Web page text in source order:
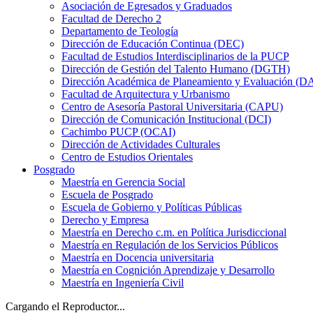
Asociación de Egresados y Graduados
Facultad de Derecho 2
Departamento de Teología
Dirección de Educación Continua (DEC)
Facultad de Estudios Interdisciplinarios de la PUCP
Dirección de Gestión del Talento Humano (DGTH)
Dirección Académica de Planeamiento y Evaluación
Facultad de Arquitectura y Urbanismo
Centro de Asesoría Pastoral Universitaria (CAPU)
Dirección de Comunicación Institucional (DCI)
Cachimbo PUCP (OCAI)
Dirección de Actividades Culturales
Centro de Estudios Orientales
Posgrado
Maestría en Gerencia Social
Escuela de Posgrado
Escuela de Gobierno y Políticas Públicas
Derecho y Empresa
Maestría en Derecho c.m. en Política Jurisdiccional
Maestría en Regulación de los Servicios Públicos
Maestría en Docencia universitaria
Maestría en Cognición Aprendizaje y Desarrollo
Maestría en Ingeniería Civil
Cargando el Reproductor...